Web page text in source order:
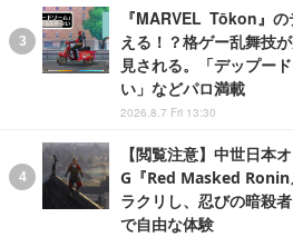
『MARVEL Tōkon』
える！？格ゲー乱舞技
見される。「デップー
い」などパロ満載
2026.8.7 Fri 13:30
【閲覧注意】中世日本
G『Red Masked Ronin
ラクリし、忍びの暗殺
で自由な体験